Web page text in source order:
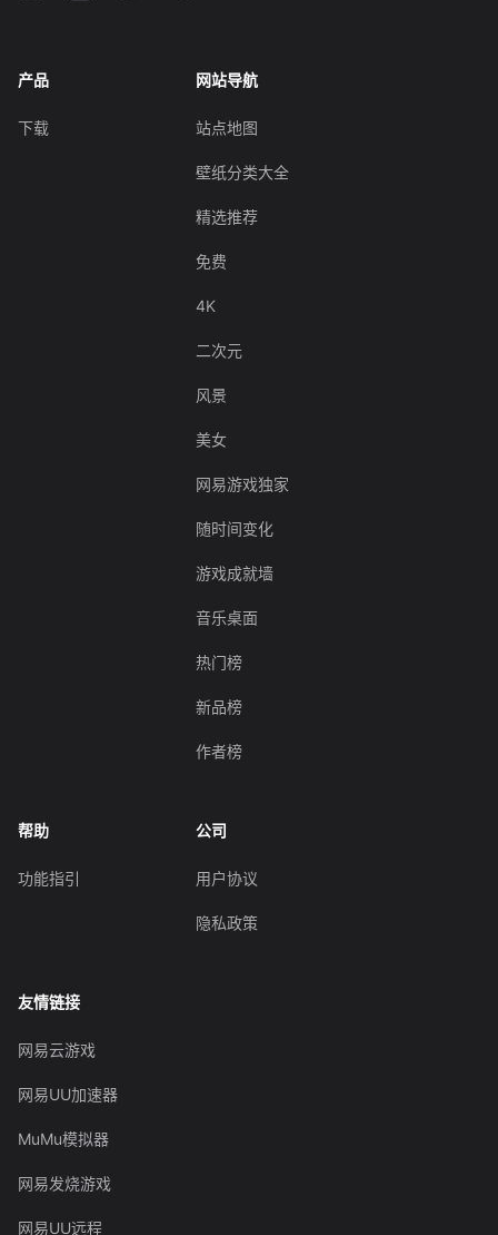
产品
下载
网站导航
站点地图
壁纸分类大全
精选推荐
免费
4K
二次元
风景
美女
网易游戏独家
随时间变化
游戏成就墙
音乐桌面
热门榜
新品榜
作者榜
帮助
功能指引
公司
用户协议
隐私政策
友情链接
网易云游戏
网易UU加速器
MuMu模拟器
网易发烧游戏
网易UU远程